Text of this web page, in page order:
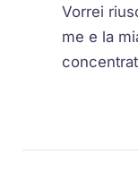
Vorrei
me e la